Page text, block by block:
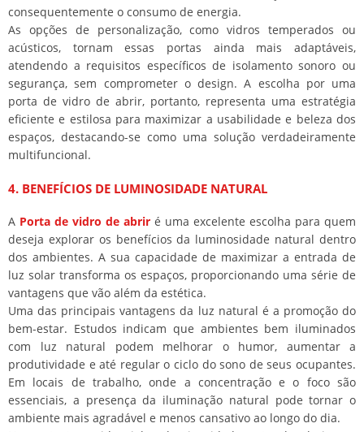
consequentemente o consumo de energia.
As opções de personalização, como vidros temperados ou
acústicos, tornam essas portas ainda mais adaptáveis,
atendendo a requisitos específicos de isolamento sonoro ou
segurança, sem comprometer o design. A escolha por uma
porta de vidro de abrir, portanto, representa uma estratégia
eficiente e estilosa para maximizar a usabilidade e beleza dos
espaços, destacando-se como uma solução verdadeiramente
multifuncional.
4. BENEFÍCIOS DE LUMINOSIDADE NATURAL
A Porta de vidro de abrir é uma excelente escolha para quem
deseja explorar os benefícios da luminosidade natural dentro
dos ambientes. A sua capacidade de maximizar a entrada de
luz solar transforma os espaços, proporcionando uma série de
vantagens que vão além da estética.
Uma das principais vantagens da luz natural é a promoção do
bem-estar. Estudos indicam que ambientes bem iluminados
com luz natural podem melhorar o humor, aumentar a
produtividade e até regular o ciclo do sono de seus ocupantes.
Em locais de trabalho, onde a concentração e o foco são
essenciais, a presença da iluminação natural pode tornar o
ambiente mais agradável e menos cansativo ao longo do dia.